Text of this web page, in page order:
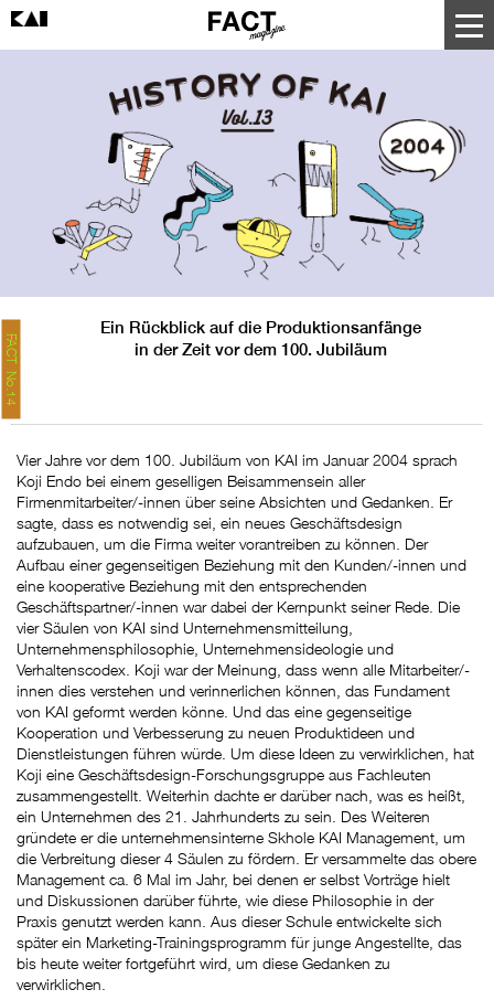
FACT No.14
Ein Rückblick auf die Produktionsanfänge
in der Zeit vor dem 100. Jubiläum
Vier Jahre vor dem 100. Jubiläum von KAI im Januar 2004 sprach
Koji Endo bei einem geselligen Beisammensein aller
Firmenmitarbeiter/-innen über seine Absichten und Gedanken. Er
sagte, dass es notwendig sei, ein neues Geschäftsdesign
aufzubauen, um die Firma weiter vorantreiben zu können. Der
Aufbau einer gegenseitigen Beziehung mit den Kunden/-innen und
eine kooperative Beziehung mit den entsprechenden
Geschäftspartner/-innen war dabei der Kernpunkt seiner Rede. Die
vier Säulen von KAI sind Unternehmensmitteilung,
Unternehmensphilosophie, Unternehmensideologie und
Verhaltenscodex. Koji war der Meinung, dass wenn alle Mitarbeiter/-
innen dies verstehen und verinnerlichen können, das Fundament
von KAI geformt werden könne. Und das eine gegenseitige
Kooperation und Verbesserung zu neuen Produktideen und
Dienstleistungen führen würde. Um diese Ideen zu verwirklichen, hat
Koji eine Geschäftsdesign-Forschungsgruppe aus Fachleuten
zusammengestellt. Weiterhin dachte er darüber nach, was es heißt,
ein Unternehmen des 21. Jahrhunderts zu sein. Des Weiteren
gründete er die unternehmensinterne Skhole KAI Management, um
die Verbreitung dieser 4 Säulen zu fördern. Er versammelte das obere
Management ca. 6 Mal im Jahr, bei denen er selbst Vorträge hielt
und Diskussionen darüber führte, wie diese Philosophie in der
Praxis genutzt werden kann. Aus dieser Schule entwickelte sich
später ein Marketing-Trainingsprogramm für junge Angestellte, das
bis heute weiter fortgeführt wird, um diese Gedanken zu
verwirklichen.